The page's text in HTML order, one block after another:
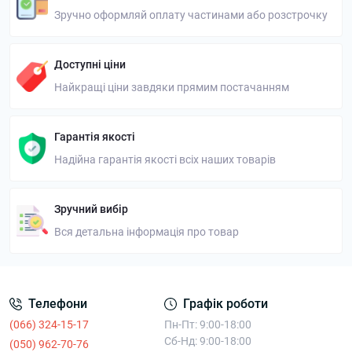
Зручно оформляй оплату частинами або розстрочку
Доступні ціни
Найкращі ціни завдяки прямим постачанням
Гарантія якості
Надійна гарантія якості всіх наших товарів
Зручний вибір
Вся детальна інформація про товар
Телефони
(066) 324-15-17
(050) 962-70-76
Графік роботи
Пн-Пт: 9:00-18:00
Сб-Нд: 9:00-18:00